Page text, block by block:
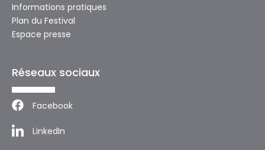
Informations pratiques
Plan du Festival
Espace presse
Réseaux sociaux
Facebook
LinkedIn